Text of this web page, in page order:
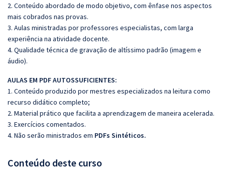
2. Conteúdo abordado de modo objetivo, com ênfase nos aspectos
mais cobrados nas provas.
3. Aulas ministradas por professores especialistas, com larga
experiência na atividade docente.
4. Qualidade técnica de gravação de altíssimo padrão (imagem e
áudio).
AULAS EM PDF AUTOSSUFICIENTES:
1. Conteúdo produzido por mestres especializados na leitura como
recurso didático completo;
2. Material prático que facilita a aprendizagem de maneira acelerada.
3. Exercícios comentados.
4. Não serão ministrados em PDFs Sintéticos.
Conteúdo deste curso